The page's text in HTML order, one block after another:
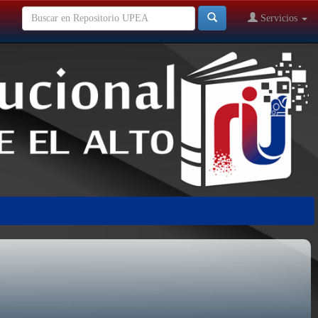
Servicios